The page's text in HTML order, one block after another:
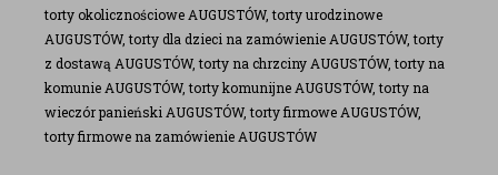
torty okolicznościowe AUGUSTÓW, torty urodzinowe
AUGUSTÓW, torty dla dzieci na zamówienie AUGUSTÓW, torty
z dostawą AUGUSTÓW, torty na chrzciny AUGUSTÓW, torty na
komunie AUGUSTÓW, torty komunijne AUGUSTÓW, torty na
wieczór panieński AUGUSTÓW, torty firmowe AUGUSTÓW,
torty firmowe na zamówienie AUGUSTÓW